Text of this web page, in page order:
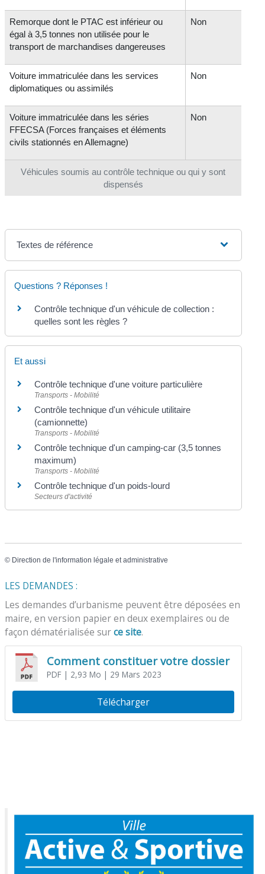
Véhicules soumis au contrôle technique ou qui y sont
dispensés
Remorque dont le PTAC est inférieur ou
égal à 3,5 tonnes non utilisée pour le
transport de marchandises dangereuses
Non
Voiture immatriculée dans les services
diplomatiques ou assimilés
Non
Voiture immatriculée dans les séries
FFECSA (Forces françaises et éléments
civils stationnés en Allemagne)
Non
Textes de référence
Questions ? Réponses !
Contrôle technique d'un véhicule de collection :
quelles sont les règles ?
Et aussi
Contrôle technique d'une voiture particulière
Transports - Mobilité
Contrôle technique d'un véhicule utilitaire
(camionnette)
Transports - Mobilité
Contrôle technique d'un camping-car (3,5 tonnes
maximum)
Transports - Mobilité
Contrôle technique d'un poids-lourd
Secteurs d'activité
© Direction de l'information légale et administrative
LES DEMANDES :
Les demandes d’urbanisme peuvent être déposées en
maire, en version papier en deux exemplaires ou de
façon dématérialisée surce site.
Comment constituer votre dossier
PDF| 2,93 Mo | 29 Mars 2023
Télécharger